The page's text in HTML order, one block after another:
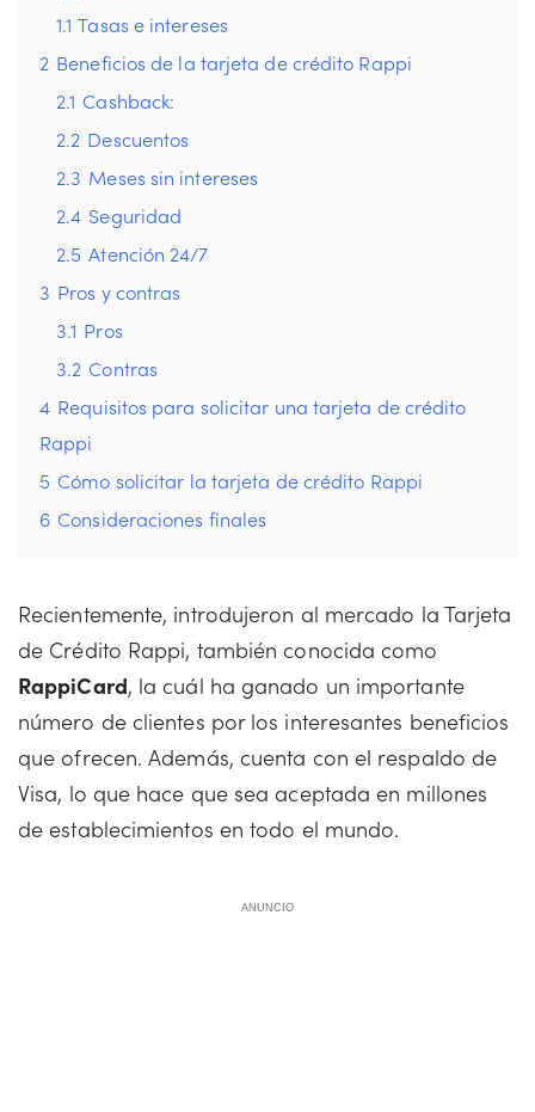
1.1 Tasas e intereses
2 Beneficios de la tarjeta de crédito Rappi
2.1 Cashback:
2.2 Descuentos
2.3 Meses sin intereses
2.4 Seguridad
2.5 Atención 24/7
3 Pros y contras
3.1 Pros
3.2 Contras
4 Requisitos para solicitar una tarjeta de crédito
Rappi
5 Cómo solicitar la tarjeta de crédito Rappi
6 Consideraciones finales
Recientemente, introdujeron al mercado la Tarjeta
de Crédito Rappi, también conocida como
RappiCard, la cuál ha ganado un importante
número de clientes por los interesantes beneficios
que ofrecen. Además, cuenta con el respaldo de
Visa, lo que hace que sea aceptada en millones
de establecimientos en todo el mundo.
ANUNCIO